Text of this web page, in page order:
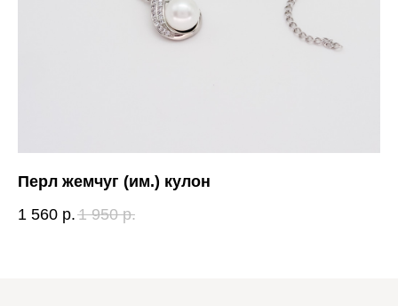
Перл жемчуг (им.) кулон
1 560 р. 1 950 р.